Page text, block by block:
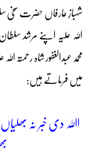
شہبازِ عارفاں حضرت سخی
اللہ علیہ اپنے مرشد
محمد عبدالغفور شاہ رحمتہ
میں فرماتے ہیں:
اﷲ دی خبر نہ